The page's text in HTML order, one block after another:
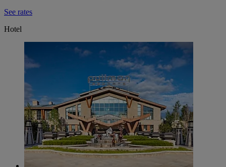
See rates
Hotel